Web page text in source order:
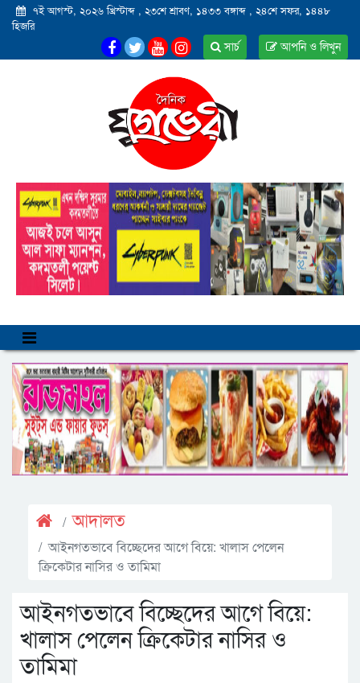
৭ই আগস্ট, ২০২৬ খ্রিস্টাব্দ , ২৩শে শ্রাবণ, ১৪৩৩ বঙ্গাব্দ , ২৪শে সফর, ১৪৪৮
হিজরি
আপনি ও লিখুন
সার্চ
আদালত
আইনগতভাবে বিচ্ছেদের আগে বিয়ে: খালাস পেলেন
ক্রিকেটার নাসির ও তামিমা
আইনগতভাবে বিচ্ছেদের আগে বিয়ে:
খালাস পেলেন ক্রিকেটার নাসির ও
তামিমা